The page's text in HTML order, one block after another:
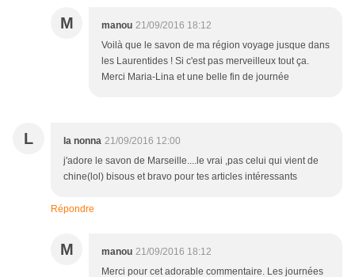
M manou 21/09/2016 18:12
Voilà que le savon de ma région voyage jusque dans
les Laurentides ! Si c'est pas merveilleux tout ça.
Merci Maria-Lina et une belle fin de journée
L la nonna 21/09/2016 12:00
j'adore le savon de Marseille....le vrai ,pas celui qui vient de
chine(lol) bisous et bravo pour tes articles intéressants
Répondre
M manou 21/09/2016 18:12
Merci pour cet adorable commentaire. Les journées